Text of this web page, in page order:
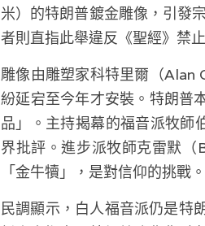
米）的特朗普鍍金雕像，引發
者則直指此舉違反《聖經》禁
雕像由雕塑家科特里爾（Alan
紛延宕至今年才安裝。特朗普
品」。主持揭幕的福音派牧師
界批評。進步派牧師克雷默
「金牛犢」，是對信仰的挑戰。
民調顯示，白人福音派仍是特